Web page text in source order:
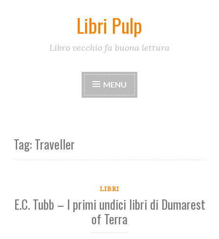
Libri Pulp
Libro vecchio fa buona lettura
MENU
Tag:Traveller
LIBRI
E.C. Tubb – I primi undici libri di Dumarest
of Terra